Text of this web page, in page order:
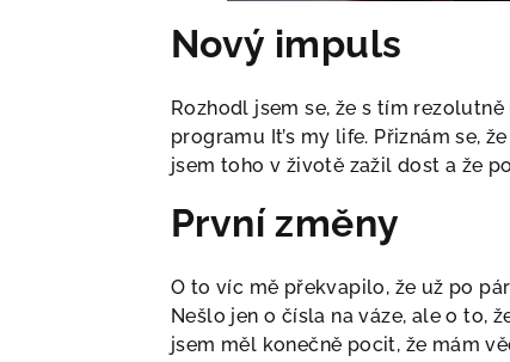
Nový impuls
Rozhodl jsem se, že s tím
programu It’s my life. Přiznám se,
jsem toho v životě zažil dost a že
První změny
O to víc mě překvapilo, že už po
Nešlo jen o čísla na váze, ale o to,
jsem měl konečně pocit, že mám